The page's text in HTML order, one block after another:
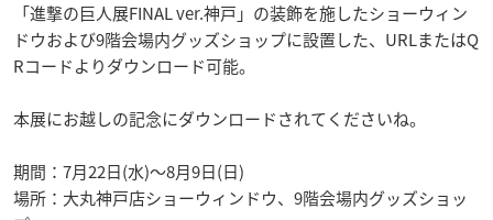
「進撃の巨人展FINAL ver.神戸」の装飾を施したショーウィン
ドウおよび9階会場内グッズショップに設置した、URLまたはQ
Rコードよりダウンロード可能。
本展にお越しの記念にダウンロードされてくださいね。
期間：7月22日(水)～8月9日(日)
場所：大丸神戸店ショーウィンドウ、9階会場内グッズショッ